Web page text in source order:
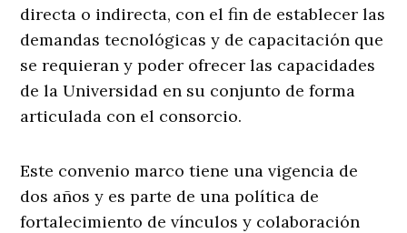
directa o indirecta, con el fin de establecer las
demandas tecnológicas y de capacitación que
se requieran y poder ofrecer las capacidades
de la Universidad en su conjunto de forma
articulada con el consorcio.
Este convenio marco tiene una vigencia de
dos años y es parte de una política de
fortalecimiento de vínculos y colaboración